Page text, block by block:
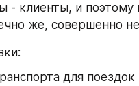
- клиенты, и поэтому
же, совершенно
для поездок